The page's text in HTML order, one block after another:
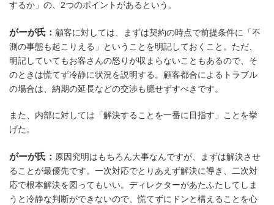
するか」の、2つのポイントがあるという。
がーが氏： 顧客に対しては、まずは契約の時点で前提条件に「不
測の事態も起こりえる」ということを明記しておくこと。ただ、
明記していてもお客さんの怒りが収まらないこともあるので、そ
のときは慌てず冷静に状況を説明する。顧客都合によるトラブル
の場合は、納期の延長などの交渉も臆せずすべきです。
また、内部に対しては「解決することを一番に目指す」ことを挙
げた。
がーが氏： 原因究明はもちろん大事なんですが、まずは解決させ
ることが最優先です。一次対応でとりあえず解決に導き、二次対
応で根本解決を図ってもいい。ディレクターがあたふたしてしま
うと冷静な判断ができないので、慌てずにドンと構えることを心